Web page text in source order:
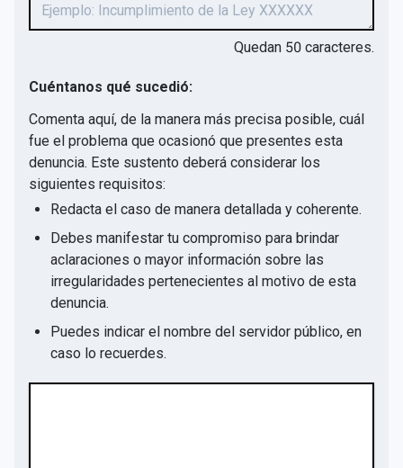
Quedan 50 caracteres.
Cuéntanos qué sucedió:
Comenta aquí, de la manera más precisa posible, cuál
fue el problema que ocasionó que presentes esta
denuncia. Este sustento deberá considerar los
siguientes requisitos:
Redacta el caso de manera detallada y coherente.
Debes manifestar tu compromiso para brindar
aclaraciones o mayor información sobre las
irregularidades pertenecientes al motivo de esta
denuncia.
Puedes indicar el nombre del servidor público, en
caso lo recuerdes.